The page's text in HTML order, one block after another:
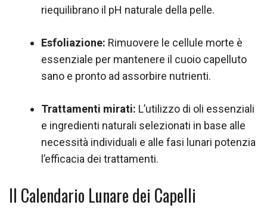
riequilibrano il pH naturale della pelle.
Esfoliazione: Rimuovere le cellule morte è
essenziale per mantenere il cuoio capelluto
sano e pronto ad assorbire nutrienti.
Trattamenti mirati: L’utilizzo di oli essenziali
e ingredienti naturali selezionati in base alle
necessità individuali e alle fasi lunari potenzia
l’efficacia dei trattamenti.
Il Calendario Lunare dei Capelli